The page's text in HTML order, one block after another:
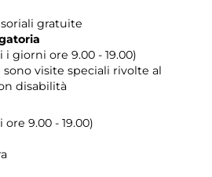
gratuite
i giorni ore 9.00 - 19.00)
visite speciali rivolte al
disabilità
9.00 - 19.00)